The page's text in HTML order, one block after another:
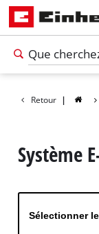
Retour |
Système
Sélectionner